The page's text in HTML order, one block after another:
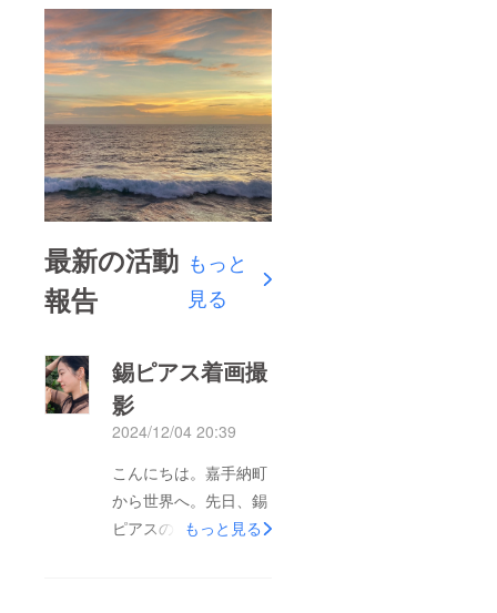
最新の活動
報告
もっと
見る
錫ピアス着画撮
影
2024/12/04 20:39
こんにちは。嘉手納町
から世界へ。先日、錫
ピアスの着画撮影会が
もっと見る